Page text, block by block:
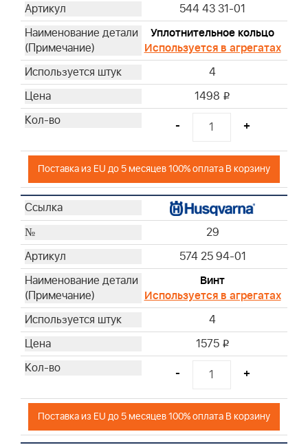
544 43 31-01
Уплотнительное кольцо
Используется в агрегатах
4
1498 i
- +
Поставка из EU до 5 месяцев 100% оплата В корзину
29
574 25 94-01
Винт
Используется в агрегатах
4
1575 i
- +
Поставка из EU до 5 месяцев 100% оплата В корзину